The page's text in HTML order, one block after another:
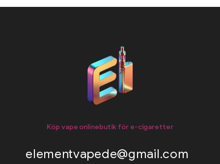
Köp vape onlinebutik för e-cigaretter
elementvapede@gmail.com